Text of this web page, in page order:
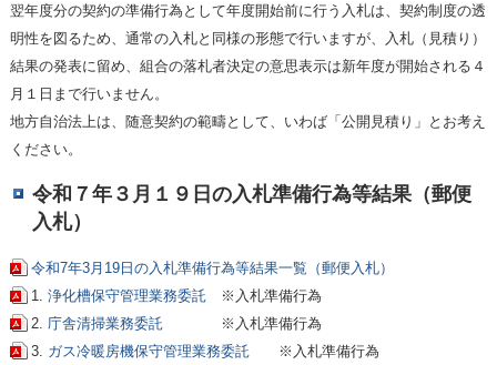
翌年度分の契約の準備行為として年度開始前に行う入札は、契約制度の透
明性を図るため、通常の入札と同様の形態で行いますが、入札（見積り）
結果の発表に留め、組合の落札者決定の意思表示は新年度が開始される４
月１日まで行いません。
地方自治法上は、随意契約の範疇として、いわば「公開見積り」とお考え
ください。
令和７年３月１９日の入札準備行為等結果（郵便
入札）
令和7年3月19日の入札準備行為等結果一覧（郵便入札）
1.浄化槽保守管理業務委託 ※入札準備行為
2. 庁舎清掃業務委託 ※入札準備行為
3. ガス冷暖房機保守管理業務委託 ※入札準備行為